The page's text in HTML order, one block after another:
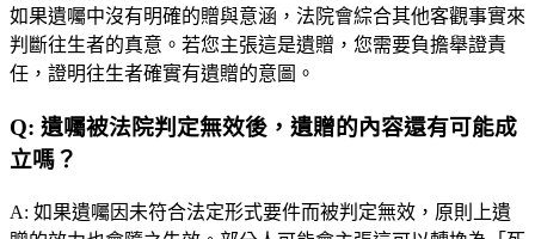
如果遺囑中沒有明確的贈與意涵，法院會綜合其他客觀事實來
判斷往生者的真意。若您主張這是遺贈，您需要負擔舉證責
任，證明往生者確實有遺贈的意圖。
Q: 遺囑被法院判定無效後，遺贈的內容還有可能成
立嗎？
A: 如果遺囑因未符合法定形式要件而被判定無效，原則上遺